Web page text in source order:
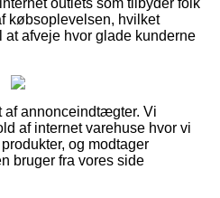
købsoplevelsen, hvilket
afveje hvor glade kunderne
af annonceindtægter. Vi
af internet varehuse hvor vi
og modtager
bruger fra vores side